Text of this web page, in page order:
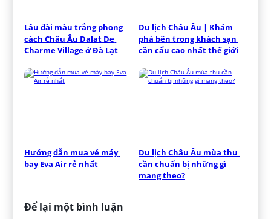
Lâu đài màu trắng phong
cách Châu Âu Dalat De
Charme Village ở Đà Lạt
Du lịch Châu Âu | Khám
phá bên trong khách sạn
cần cẩu cao nhất thế giới
Hướng dẫn mua vé máy
bay Eva Air rẻ nhất
Du lịch Châu Âu mùa thu
cần chuẩn bị những gì
mang theo?
Để lại một bình luận